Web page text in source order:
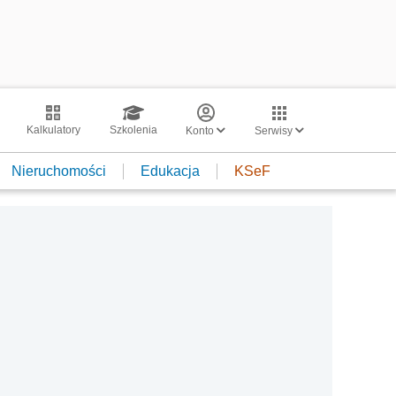
Kalkulatory Szkolenia Konto Serwisy
Nieruchomości Edukacja KSeF